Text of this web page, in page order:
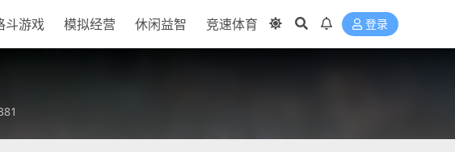
斗游戏 模拟经营 休闲益智 竞速体育 登录